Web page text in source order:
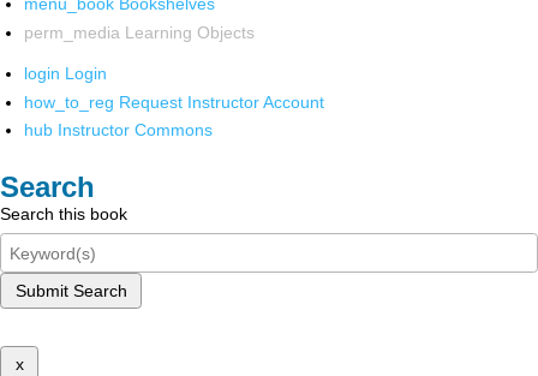
perm_media Learning Objects
login Login
how_to_reg Request Instructor Account
hub Instructor Commons
Search
Search this book
Submit Search
x